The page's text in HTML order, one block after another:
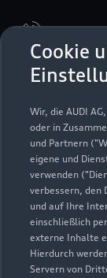
Cookie
Wir, die AUDI
oder in
und Partnern
eigene und
verwenden
verbessern, den
und auf Ihre
einschließlich
externe Inhalte
Hierdurch
Servern von
09231